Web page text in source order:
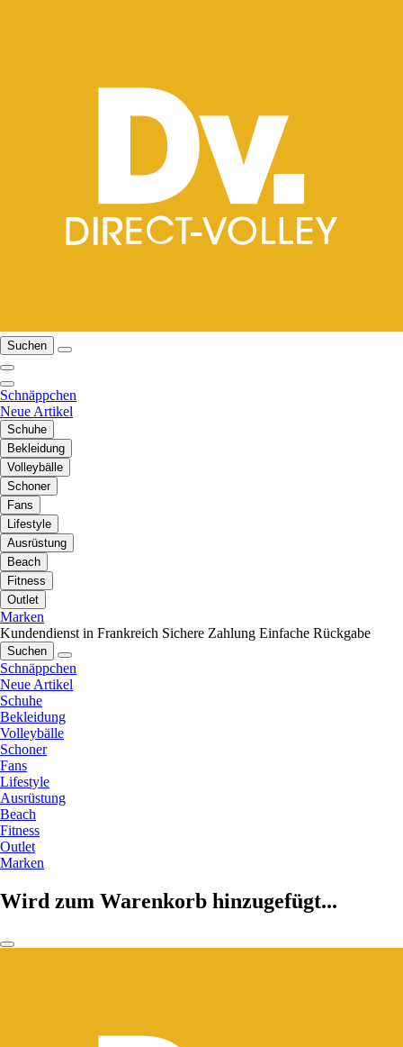
Suchen
Schnäppchen
Neue Artikel
Schuhe
Bekleidung
Volleybälle
Schoner
Fans
Lifestyle
Ausrüstung
Beach
Fitness
Outlet
Marken
Kundendienst in Frankreich Sichere Zahlung Einfache Rückgabe
Suchen
Schnäppchen
Neue Artikel
Schuhe
Bekleidung
Volleybälle
Schoner
Fans
Lifestyle
Ausrüstung
Beach
Fitness
Outlet
Marken
Wird zum Warenkorb hinzugefügt...